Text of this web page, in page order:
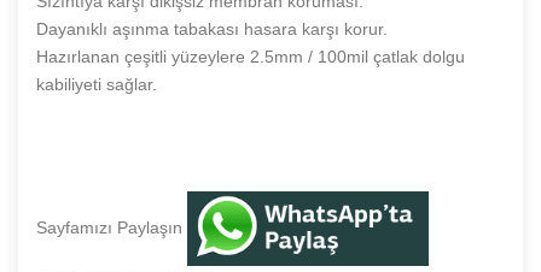
Dayanıklı aşınma tabakası hasara karşı korur.
Hazırlanan çeşitli yüzeylere 2.5mm / 100mil çatlak dolgu
kabiliyeti sağlar.
Sayfamızı Paylaşın